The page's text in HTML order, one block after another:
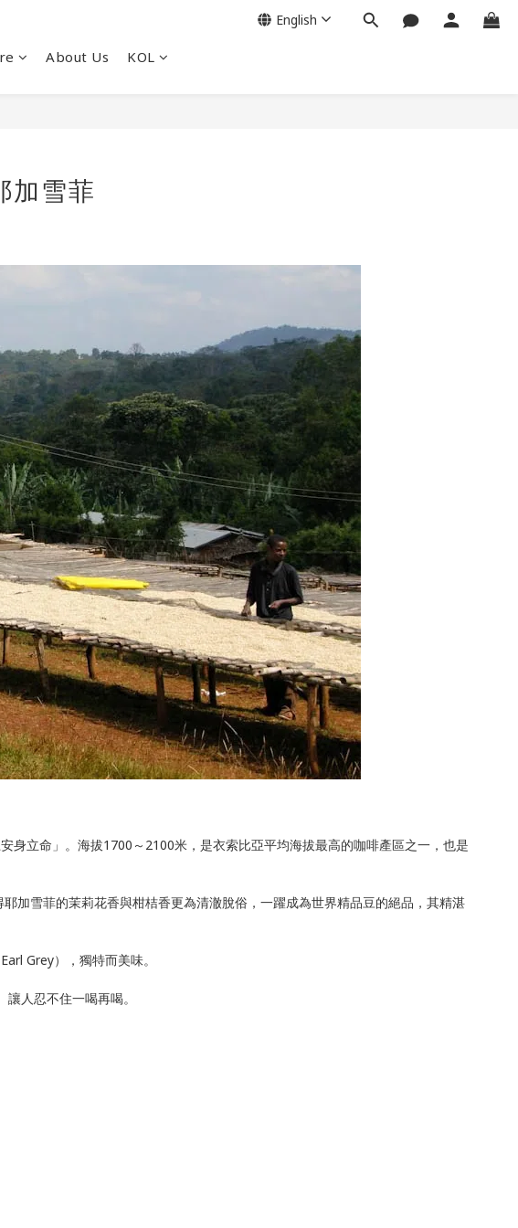
About Us KOL
English
加雪菲
立命」。海拔1700～2100米，是衣索比亞平均海拔最高的咖啡產區之一，也是
加雪菲的茉莉花香與柑桔香更為清澈脫俗，一躍成為世界精品豆的絕品，其精湛
Grey），獨特而美味。
人忍不住一喝再喝。